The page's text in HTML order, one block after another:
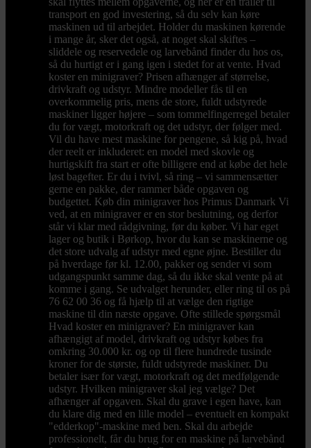
transport en god investering, så du selv kan køre
maskinen ud til arbejdet. Holder du maskinen kørende
i mange år, sker det også, at noget skal skiftes –
sliddele og reservedele og larvebånd finder du hos os,
så du hurtigt er i gang igen i stedet for at vente. Hvad
koster en minigraver? Prisen afhænger af størrelse,
drivkraft og udstyr. Mindre modeller fås til en
overkommelig pris, mens de store, fuldt udstyrede
maskiner ligger højere – som tommelfingerregel betaler
du for vægt, motorkraft og det udstyr, der følger med.
Vil du have mest maskine for pengene, så kig på, hvad
der reelt er inkluderet: en model med skovle og
hurtigskift fra start er ofte billigere end at købe det hele
løst bagefter. Er du i tvivl, så ring – vi sammensætter
gerne en pakke, der rammer både opgaven og
budgettet. Køb din minigraver hos Primus Danmark Vi
ved, at en minigraver er en stor beslutning, og derfor
står vi klar med rådgivning, før du køber. Vi har eget
lager og butik i Børkop, hvor du kan se maskinerne og
det store udvalg af udstyr med egne øjne. Bestiller du
på hverdage før kl. 12.00, pakker og sender vi som
udgangspunkt samme dag, så du ikke skal vente på at
komme i gang. Se udvalget herunder, eller ring til os på
76 62 00 36 og få hjælp til at vælge den rigtige
maskine til din næste opgave. Ofte stillede spørgsmål
Hvad koster en minigraver? En minigraver kan
afhængigt af model, drivkraft og udstyr købes fra
omkring 30.000 kr. og op til flere hundrede tusinde
kroner for de største, fuldt udstyrede maskiner. Du
betaler især for vægt, motorkraft og det medfølgende
udstyr. Hvilken minigraver skal jeg vælge? Det
afhænger af opgaven. Skal du grave i egen have, kan
du klare dig med en lille model – eventuelt en kompakt
"edderkop"-maskine med ben. Skal du arbejde
professionelt, får du brug for en maskine på larvebånd